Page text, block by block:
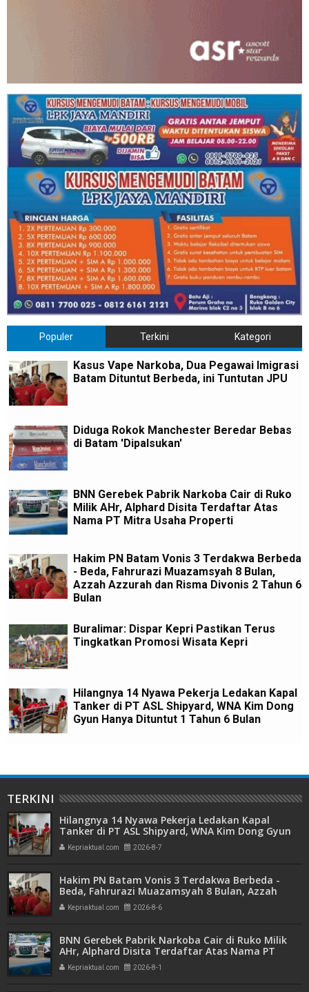
Populer Terkini Kategori
Kasus Vape Narkoba, Dua Pegawai Imigrasi
Batam Dituntut Berbeda, ini Tuntutan JPU
Diduga Rokok Manchester Beredar Bebas
di Batam 'Dipalsukan'
BNN Gerebek Pabrik Narkoba Cair di Ruko
Milik AHr, Alphard Disita Terdaftar Atas
Nama PT Mitra Usaha Properti
Hakim PN Batam Vonis 3 Terdakwa Berbeda
- Beda, Fahrurazi Muazamsyah 8 Bulan,
Azzah Azzurah dan Risma Divonis 2 Tahun 6
Bulan
Buralimar: Dispar Kepri Pastikan Terus
Tingkatkan Promosi Wisata Kepri
Hilangnya 14 Nyawa Pekerja Ledakan Kapal
Tanker di PT ASL Shipyard, WNA Kim Dong
Gyun Hanya Dituntut 1 Tahun 6 Bulan
TERKINI
Hilangnya 14 Nyawa Pekerja Ledakan Kapal
Tanker di PT ASL Shipyard, WNA Kim Dong Gyun
Hanya Dituntut 1 Tahun 6 Bulan
Kepriaktual.com 2026-8-7
Hakim PN Batam Vonis 3 Terdakwa Berbeda -
Beda, Fahrurazi Muazamsyah 8 Bulan, Azzah
Azzurah dan Risma Divonis 2 Tahun 6 Bulan
Kepriaktual.com 2026-8-6
BNN Gerebek Pabrik Narkoba Cair di Ruko Milik
AHr, Alphard Disita Terdaftar Atas Nama PT
Mitra Usaha Properti
Kepriaktual.com 2026-8-1